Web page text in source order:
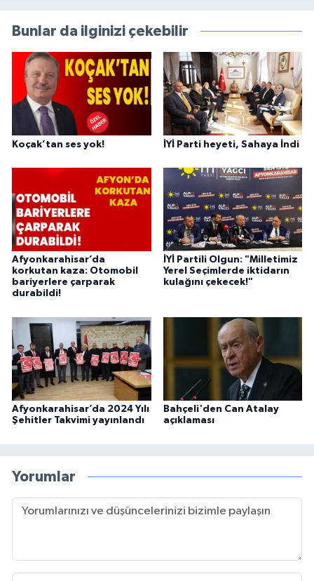
Bunlar da ilginizi çekebilir
Koçak’tan ses yok! İYİ Parti heyeti, Sahaya İndi
Afyonkarahisar’da
korkutan kaza: Otomobil
bariyerlere çarparak
durabildi!
İYİ Partili Olgun: "Milletimiz
Yerel Seçimlerde iktidarın
kulağını çekecek!"
Afyonkarahisar’da 2024 Yılı
Şehitler Takvimi yayınlandı
Bahçeli'den Can Atalay
açıklaması
Yorumlar